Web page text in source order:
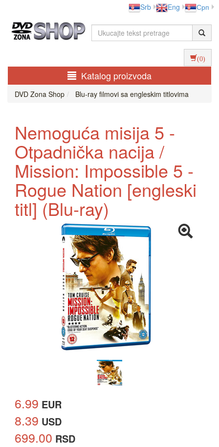
Srb Eng Срп
(0)
Katalog proizvoda
DVD Zona Shop Blu-ray filmovi sa engleskim titlovima
Nemoguća misija 5 -
Otpadnička nacija /
Mission: Impossible 5 -
Rogue Nation [engleski
titl] (Blu-ray)
6.99 EUR
8.39 USD
699.00 RSD